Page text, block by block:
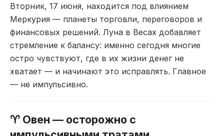
Вторник, 17 июня, находится под влиянием
Меркурия — планеты торговли, переговоров и
финансовых решений. Луна в Весах добавляет
стремление к балансу: именно сегодня многие
остро чувствуют, где в их жизни денег не
хватает — и начинают это исправлять. Главное
— не импульсивно.
♈ Овен — осторожно с